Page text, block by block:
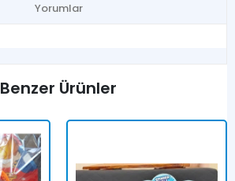
Yorumlar
Benzer Ürünler